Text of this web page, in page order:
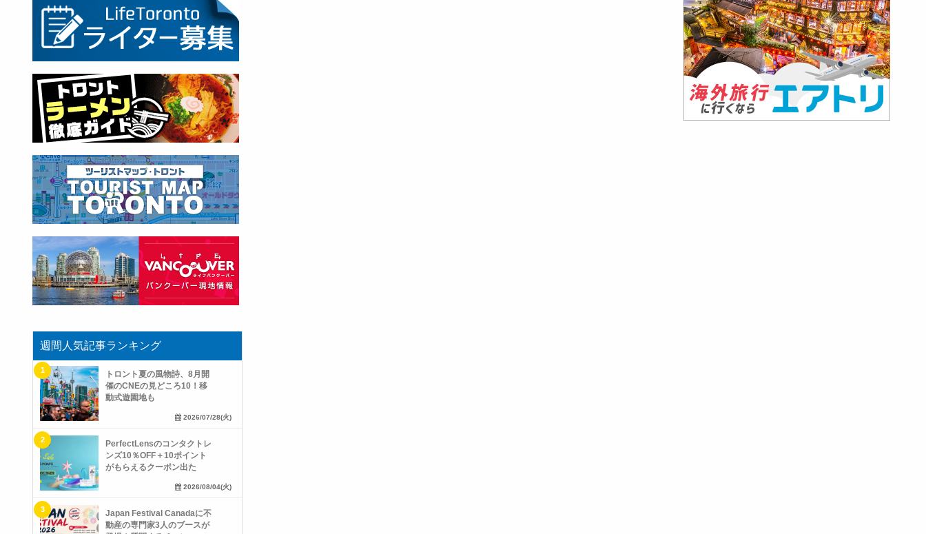
週間人気記事ランキング
トロント夏の風物詩、8月開
催のCNEの見どころ10！移
動式遊園地も
2026/07/28(火)
PerfectLensのコンタクトレ
ンズ10％OFF＋10ポイント
がもらえるクーポン出た
2026/08/04(火)
Japan Festival Canadaに不
動産の専門家3人のブースが